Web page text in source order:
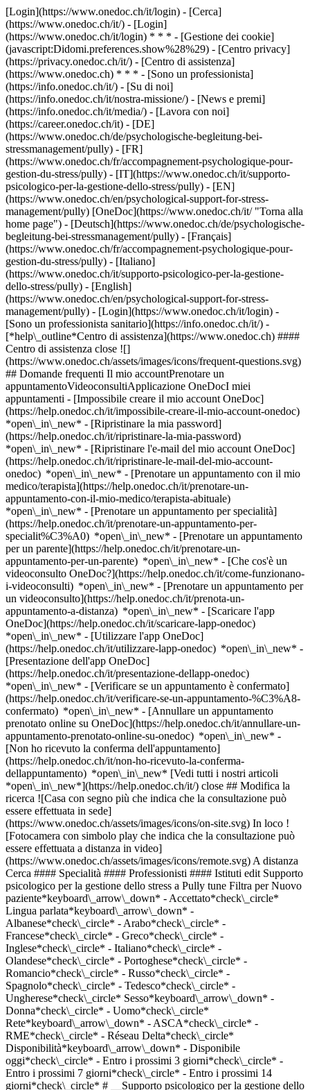
[Login](https://www.onedoc.ch/it/login) - [Cerca]
(https://www.onedoc.ch/it/) - [Login]
(https://www.onedoc.ch/it/login) * * * - [Gestione dei cookie]
(javascript:Didomi.preferences.show%28%29) - [Centro privacy]
(https://privacy.onedoc.ch/it/) - [Centro di assistenza]
(https://www.onedoc.ch) * * * - [Sono un professionista]
(https://info.onedoc.ch/it/) - [Su di noi]
(https://info.onedoc.ch/it/nostra-missione/) - [News e premi]
(https://info.onedoc.ch/it/media/) - [Lavora con noi]
(https://career.onedoc.ch/it) - [DE]
(https://www.onedoc.ch/de/psychologische-begleitung-bei-
stressmanagement/pully) - [FR]
(https://www.onedoc.ch/fr/accompagnement-psychologique-pour-
gestion-du-stress/pully) - [IT](https://www.onedoc.ch/it/supporto-
psicologico-per-la-gestione-dello-stress/pully) - [EN]
(https://www.onedoc.ch/en/psychological-support-for-stress-
management/pully) [OneDoc](https://www.onedoc.ch/it/ "Torna alla
home page") - [Deutsch](https://www.onedoc.ch/de/psychologische-
begleitung-bei-stressmanagement/pully) - [Français]
(https://www.onedoc.ch/fr/accompagnement-psychologique-pour-
gestion-du-stress/pully) - [Italiano]
(https://www.onedoc.ch/it/supporto-psicologico-per-la-gestione-
dello-stress/pully) - [English]
(https://www.onedoc.ch/en/psychological-support-for-stress-
management/pully) - [Login](https://www.onedoc.ch/it/login) -
[Sono un professionista sanitario](https://info.onedoc.ch/it/) -
[*help\_outline*Centro di assistenza](https://www.onedoc.ch) ####
Centro di assistenza close ![]
(https://www.onedoc.ch/assets/images/icons/frequent-questions.svg)
## Domande frequenti Il mio accountPrenotare un
appuntamentoVideoconsultiApplicazione OneDocI miei
appuntamenti - [Impossibile creare il mio account OneDoc]
(https://help.onedoc.ch/it/impossibile-creare-il-mio-account-onedoc)
*open\_in\_new* - [Ripristinare la mia password]
(https://help.onedoc.ch/it/ripristinare-la-mia-password)
*open\_in\_new* - [Ripristinare l'e-mail del mio account OneDoc]
(https://help.onedoc.ch/it/ripristinare-le-mail-del-mio-account-
onedoc) *open\_in\_new* - [Prenotare un appuntamento con il mio
medico/terapista](https://help.onedoc.ch/it/prenotare-un-
appuntamento-con-il-mio-medico/terapista-abituale)
*open\_in\_new* - [Prenotare un appuntamento per specialità]
(https://help.onedoc.ch/it/prenotare-un-appuntamento-per-
specialit%C3%A0) *open\_in\_new* - [Prenotare un appuntamento
per un parente](https://help.onedoc.ch/it/prenotare-un-
appuntamento-per-un-parente) *open\_in\_new* - [Che cos'è un
videoconsulto OneDoc?](https://help.onedoc.ch/it/come-funzionano-
i-videoconsulti) *open\_in\_new* - [Prenotare un appuntamento per
un videoconsulto](https://help.onedoc.ch/it/prenota-un-
appuntamento-a-distanza) *open\_in\_new* - [Scaricare l'app
OneDoc](https://help.onedoc.ch/it/scaricare-lapp-onedoc)
*open\_in\_new* - [Utilizzare l'app OneDoc]
(https://help.onedoc.ch/it/utilizzare-lapp-onedoc) *open\_in\_new* -
[Presentazione dell'app OneDoc]
(https://help.onedoc.ch/it/presentazione-dellapp-onedoc)
*open\_in\_new* - [Verificare se un appuntamento è confermato](https://help.onedoc.ch/it/verificare-se-un-appuntamento-%C3%A8-confermato) *open\_in\_new* - [Annullare un appuntamento prenotato online su OneDoc](https://help.onedoc.ch/it/annullare-un-appuntamento-prenotato-online-su-onedoc) *open\_in\_new* - [Non ho ricevuto la conferma dell'appuntamento](https://help.onedoc.ch/it/non-ho-ricevuto-la-conferma-dellappuntamento) *open\_in\_new* [Vedi tutti i nostri articoli *open\_in\_new*](https://help.onedoc.ch/it/) close ## Modifica la ricerca ![Casa con segno più che indica che la consultazione può essere effettuata in sede](https://www.onedoc.ch/assets/images/icons/on-site.svg) In loco ![Fotocamera con simbolo play che indica che la consultazione può essere effettuata a distanza in video](https://www.onedoc.ch/assets/images/icons/remote.svg) A distanza Cerca #### Specialità #### Professionisti #### Istituti edit Supporto psicologico per la gestione dello stress a Pully tune Filtra per Nuovo paziente*keyboard\_arrow\_down* - Accettato*check\_circle* Lingua parlata*keyboard\_arrow\_down* - Albanese*check\_circle* - Arabo*check\_circle* - Francese*check\_circle* - Greco*check\_circle* - Inglese*check\_circle* - Italiano*check\_circle* - Olandese*check\_circle* - Portoghese*check\_circle* - Romancio*check\_circle* - Russo*check\_circle* - Spagnolo*check\_circle* - Tedesco*check\_circle* - Ungherese*check\_circle* Sesso*keyboard\_arrow\_down* - Donna*check\_circle* - Uomo*check\_circle* Rete*keyboard\_arrow\_down* - ASCA*check\_circle* - RME*check\_circle* - Réseau Delta*check\_circle* Disponibilità*keyboard\_arrow\_down* - Disponibile oggi*check\_circle* - Entro i prossimi 3 giorni*check\_circle* - Entro i prossimi 7 giorni*check\_circle* - Entro i prossimi 14 giorni*check\_circle* # __Supporto psicologico per la gestione dello stress__ a __Pully__: prenota il tuo appuntamento online oggi ## 3 risultati a Pully [![Sig. Jonathan Matile, psicologo a Pully](https://assets.onedoc.ch/images/users/d281237dc4a1185d62236de9709d83f305b3525959556efb5cbdb9cda4b38e29-small.jpg "Sig. Jonathan Matile, psicologo a Pully")](https://www.onedoc.ch/it/psicologo/pully/pcger/jonathan-matile) ### [Sig. Jonathan Matile](https://www.onedoc.ch/it/psicologo/pully/pcger/jonathan-matile) ![Badge che indica un profilo verificato](https://www.onedoc.ch/assets/images/icons/checkmark.svg) [Psicologo](https://www.onedoc.ch/it/psicologo/pully) Psychoénergie Pully Chemin du Ruisselet 1 1009 Pully ![Icona fotocamera con simbolo play che indica che il professionista offre videoconsulti](https://www.onedoc.ch/assets/images/icons/video-consultations.svg)Video-consulti disponibili ![Icona paziente con segno più che indica che il professionista accetta nuovi pazienti](https://www.onedoc.ch/assets/images/icons/new-patients.svg)Accetta nuovi pazienti [Prenota un appuntamento](https://www.onedoc.ch/it/psicologo/pully/pcger/jonathan-matile) Competenze: Supporto psicologico per la gestione dello stress, [Burnout](https://www.onedoc.ch/it/burnout/pully), [Sostegno allo sviluppo personale](https://www.onedoc.ch/it/sostegno-allo-sviluppo-personale/pully), [ADHD | Disturbo da deficit di attenzione con o senza iperattività](https://www.onedoc.ch/it/adhd-disturbo-da-deficit-di-attenzione-con-o-senza-iperattivita/pully), [Supporto psicologico per la depressione](https://www.onedoc.ch/it/supporto-psicologico-per-la-depressione/pully), [Supporto psicologico per la traumi nell’infanzia](https://www.onedoc.ch/it/supporto-psicologico-per-la-traumi-nell-infanzia/pully), [Supporto psicologico del burnout](https://www.onedoc.ch/it/supporto-psicologico-del-burnout/pully)Vedi di più *chevron\_left* mar 04 ago *chevron\_right* Vedi più appuntamenti *error\_outline* Si è verificato un errore durante il caricamento della disponibilità [Riprova](https://www.onedoc.ch) Competenze: Supporto psicologico per la gestione dello stress, [Burnout](https://www.onedoc.ch/it/burnout/pully), [Sostegno allo sviluppo personale](https://www.onedoc.ch/it/sostegno-allo-sviluppo-personale/pully), [ADHD | Disturbo da deficit di attenzione con o senza iperattività](https://www.onedoc.ch/it/adhd-disturbo-da-deficit-di-attenzione-con-o-senza-iperattivita/pully), [Supporto psicologico per la depressione](https://www.onedoc.ch/it/supporto-psicologico-per-la-depressione/pully), [Supporto psicologico per la traumi nell’infanzia](https://www.onedoc.ch/it/supporto-psicologico-per-la-traumi-nell-infanzia/pully), [Supporto psicologico del burnout](https://www.onedoc.ch/it/supporto-psicologico-del-burnout/pully)Vedi di più [![Sig.ra Amyra Lubberdink, psicologa a Pully](https://assets.onedoc.ch/images/users/e4368a63fd002d8038581854c7cbc010cc2ec31d5ee6f7951f69e632ae22a153-small.png "Sig.ra Amyra Lubberdink, psicologa a Pully")](https://www.onedoc.ch/it/psicologa/pully/pc4xy/amyra-lubberdink) ### [Sig.ra Amyra Lubberdink](https://www.onedoc.ch/it/psicologa/pully/pc4xy/amyra-lubberdink) ![Badge che indica un profilo verificato](https://www.onedoc.ch/assets/images/icons/checkmark.svg) [Psicologa](https://www.onedoc.ch/it/psicologo/pully) [PsyOne Pully](https://www.onedoc.ch/it/studio-medico-associato/pully/e8v8/psyone-pully) Chemin du Ruisselet 1 1009 Pully ![Icona fotocamera con simbolo play che indica che il professionista offre videoconsulti](https://www.onedoc.ch/assets/images/icons/video-consultations.svg)Video-consulti disponibili ![Icona paziente con segno più che indica che il professionista accetta nuovi pazienti](https://www.onedoc.ch/assets/images/icons/new-patients.svg)Accetta nuovi pazienti [Prenota un appuntamento](https://www.onedoc.ch/it/psicologa/pully/pc4xy/amyra-lubberdink) Competenze: Supporto psicologico per la gestione dello stress, [Supporto psicologico per la depressione](https://www.onedoc.ch/it/supporto-psicologico-per-la-depressione/pully), [Supporto psicologico per la traumi nell’infanzia](https://www.onedoc.ch/it/supporto-psicologico-per-la-traumi-nell-infanzia/pully), [Supporto psicologico del burnout](https://www.onedoc.ch/it/supporto-psicologico-del-burnout/pully)Vedi di più *chevron\_left* mar 04 ago *chevron\_right* Vedi più appuntamenti *error\_outline* Si è verificato un errore durante il caricamento della disponibilità [Riprova](https://www.onedoc.ch) Competenze: Supporto psicologico per la gestione dello stress, [Supporto psicologico per la depressione](https://www.onedoc.ch/it/supporto-psicologico-per-la-depressione/pully), [Supporto psicologico per la traumi nell’infanzia](https://www.onedoc.ch/it/supporto-psicologico-per-la-traumi-nell-infanzia/pully), [Supporto psicologico del burnout](https://www.onedoc.ch/it/supporto-psicologico-del-burnout/pully)Vedi di più [![Sig.ra Bora Studemann, psicologa a Pully](https://assets.onedoc.ch/images/users/63b54e6685ae905b757f518ecdae6a232c1f02661cb0209d5a70e26aa69c1ec2-small.jpg "Sig.ra Bora Studemann, psicologa a Pully")](https://www.onedoc.ch/it/psicologa/pully/pc0zt/bora-studemann) ### [Sig.ra Bora Studemann](https://www.onedoc.ch/it/psicologa/pully/pc0zt/bora-studemann) ![Badge che indica un profilo verificato](https://www.onedoc.ch/assets/images/icons/checkmark.svg) [Psicologa](https://www.onedoc.ch/it/psicologo/pully) [PsyOne Pully](https://www.onedoc.ch/it/studio-medico-associato/pully/e8v8/psyone-pully) Chemin du Ruisselet 1 1009 Pully ![Icona fotocamera con simbolo play che indica che il professionista offre videoconsulti](https://www.onedoc.ch/assets/images/icons/video-consultations.svg)Video-consulti disponibili ![Icona paziente con segno più che indica che il professionista accetta nuovi pazienti](https://www.onedoc.ch/assets/images/icons/new-patients.svg)Accetta nuovi pazienti [Prenota un appuntamento](https://www.onedoc.ch/it/psicologa/pully/pc0zt/bora-studemann) Competenze: Supporto psicologico per la gestione dello stress, [Supporto psicologico per la depressione](https://www.onedoc.ch/it/supporto-psicologico-per-la-depressione/pully), [Supporto psicologico del burnout](https://www.onedoc.ch/it/supporto-psicologico-del-burnout/pully), [Supporto psicologico per la traumi nell’infanzia](https://www.onedoc.ch/it/supporto-psicologico-per-la-traumi-nell-infanzia/pully)Vedi di più *chevron\_left* mar 04 ago *chevron\_right* Vedi più appuntamenti *error\_outline* Si è verificato un errore durante il caricamento della disponibilità [Riprova](https://www.onedoc.ch) Competenze: Supporto psicologico per la gestione dello stress, [Supporto psicologico per la depressione](https://www.onedoc.ch/it/supporto-psicologico-per-la-depressione/pully), [Supporto psicologico del burnout](https://www.onedoc.ch/it/supporto-psicologico-del-burnout/pully), [Supporto psicologico per la traumi nell’infanzia](https://www.onedoc.ch/it/supporto-psicologico-per-la-traumi-nell-infanzia/pully)Vedi di più ## __Supporto psicologico per la gestione dello stress__: altri specialisti sono disponibili online nei pressi di __Pully__ [![Sig. Christian Astre, psicologo a Losanna](https://assets.onedoc.ch/images/users/50c152131ab60046449919c36aea4d53555f668c6fd02eeea46016eaecf429d3-small.jpg "Sig. Christian Astre, psicologo a Losanna")](https://www.onedoc.ch/it/psicologo/losanna/pc0vt/christian-astre) ### [Sig. Christian Astre](https://www.onedoc.ch/it/psicologo/losanna/pc0vt/christian-astre) ![Badge che indica un profilo verificato](https://www.onedoc.ch/assets/images/icons/checkmark.svg) [Psicologo](https://www.onedoc.ch/it/psicologo/losanna) Cabinet 35 - Christian Astre Avenue de Rumine 35 1005 Losanna ![Sig. Christian Astre è affiliato alla rete ASCA](https://assets.onedoc.ch/images/networks/logos/496d325fd4282f2f0a46197dd629fd16fcd2d324839e441a2a65aaa74df08a15-small.png) ![Icona fotocamera con simbolo play che indica che il professionista offre videoconsulti](https://www.onedoc.ch/assets/images/icons/video-consultations.svg)Video-consulti disponibili ![Icona paziente con